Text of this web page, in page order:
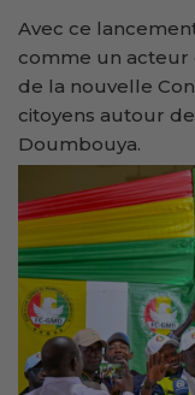
Avec ce
comme un acteur
de la nouvelle
citoyens autour
Doumbouya.